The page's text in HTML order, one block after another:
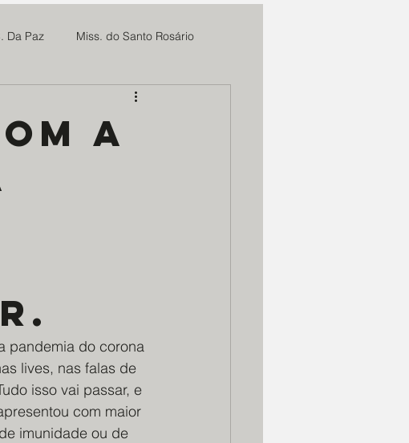
Da Paz Miss. do Santo Rosário
Fundação Cultural Cristo Rei
a
pandemia do corona
lives, nas falas de
isso vai passar, e
com maior
imunidade ou de